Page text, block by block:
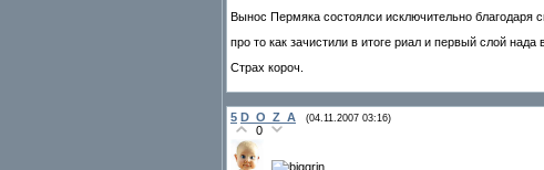
Вынос Пермяка состоялси исключительно благодаря
про то как зачистили в итоге риал и первый слой нада
Страх короч.
5 D_O_Z_A (04.11.2007 03:16)
0